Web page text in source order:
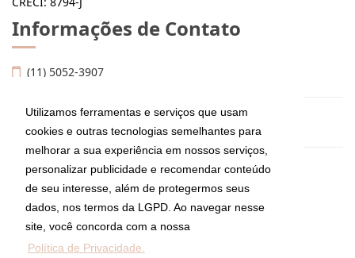
Utilizamos ferramentas e serviços que usam
cookies e outras tecnologias semelhantes para
melhorar a sua experiência em nossos serviços,
personalizar publicidade e recomendar conteúdo
de seu interesse, além de protegermos seus
dados, nos termos da LGPD. Ao navegar nesse
site, você concorda com a nossa
Política de Privacidade.
Informações de Contato
(11) 5052-3907
imoveis@coelhoelima.com.br
Coelho & Lima Ltda Imóveis e Condomínios
Av. Moema, 667, Moema
São Paulo - São Paulo
CEP: 04077-022